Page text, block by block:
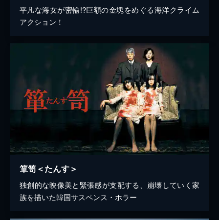
平凡な海女が密輸!?巨額の金塊をめぐる海洋クライム
アクション！
箪笥＜たんす＞
独創的な映像美と緊張感が支配する、崩壊していく家
族を描いた韓国サスペンス・ホラー